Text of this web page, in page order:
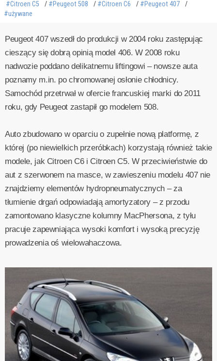
#Citroen C5 #Peugeot 508 #Citroen C6
#Peugeot 407
#używane
Peugeot 407 wszedł do produkcji w 2004 roku zastępując
cieszący się dobrą opinią model 406. W 2008 roku
nadwozie poddano delikatnemu liftingowi – nowsze auta
poznamy m.in. po chromowanej osłonie chłodnicy.
Samochód przetrwał w ofercie francuskiej marki do 2011
roku, gdy Peugeot zastapił go modelem 508.
Auto zbudowano w oparciu o zupełnie nową platformę, z
której (po niewielkich przeróbkach) korzystają również takie
modele, jak Citroen C6 i Citroen C5. W przeciwieństwie do
aut z szerwonem na masce, w zawieszeniu modelu 407 nie
znajdziemy elementów hydropneumatycznych – za
tłumienie drgań odpowiadają amortyzatory – z przodu
zamontowano klasyczne kolumny MacPhersona, z tyłu
pracuje zapewniająca wysoki komfort i wysoką precyzję
prowadzenia oś wielowahaczowa.